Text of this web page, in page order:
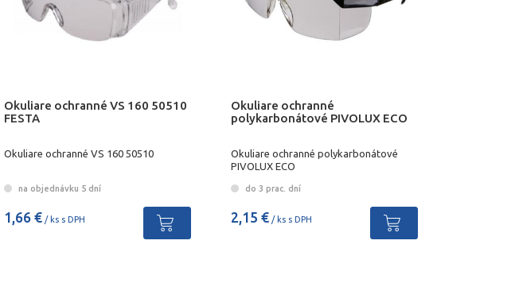
Okuliare ochranné VS 160 50510
FESTA
Okuliare ochranné VS 160 50510
na objednávku 5 dní
1,66 €/ ks s DPH
Okuliare ochranné
polykarbonátové PIVOLUX ECO
Okuliare ochranné polykarbonátové
PIVOLUX ECO
do 3 prac. dní
2,15 €/ ks s DPH